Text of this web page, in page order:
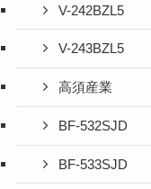
V-242BZL5
V-243BZL5
高須産業
BF-532SJD
BF-533SJD